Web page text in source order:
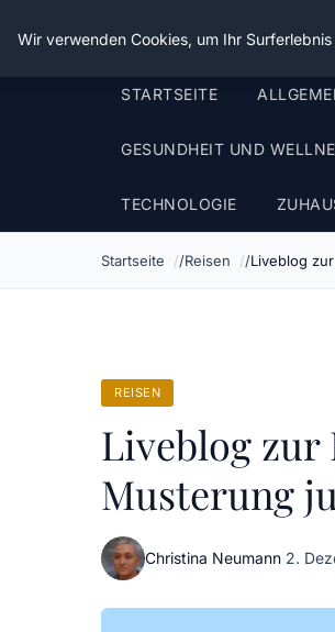
Die Schnitter
STARTSEITE
GESUNDHEIT UND
TECHNOLOGIE
Startseite Reisen Liveblog
REISEN
Liveblog zur
Musterung
Christina Neumann·2.
Wir verwenden Cookies, um Ihr